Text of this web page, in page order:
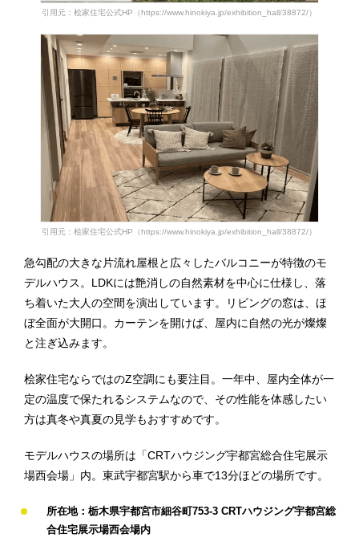
引用元：桧家住宅公式HP（https://www.hinokiya.jp/exhibition_hall/38872/）
引用元：桧家住宅公式HP（https://www.hinokiya.jp/exhibition_hall/38872/）
急勾配の大きな片流れ屋根と広々したバルコニーが特徴のモ
デルハウス。LDKには艶消しの自然素材を中心に仕様し、落
ち着いた大人の空間を演出しています。リビングの窓は、ほ
ぼ全面が大開口。カーテンを開けば、屋内に自然の光が燦燦
と注ぎ込みます。
桧家住宅ならではのZ空調にも要注目。一年中、屋内全体が一
定の温度で保たれるシステムなので、その性能を体感したい
方は真冬や真夏の見学もおすすめです。
モデルハウスの場所は「CRTハウジング宇都宮総合住宅展示
場西会場」内。東武宇都宮駅から車で13分ほどの場所です。
所在地：栃木県宇都宮市細谷町753-3 CRTハウジング宇都宮総
合住宅展示場西会場内